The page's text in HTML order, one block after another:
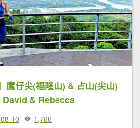
鷹仔尖(福隆山) & 占山(尖山)
David & Rebecca
10 1,766